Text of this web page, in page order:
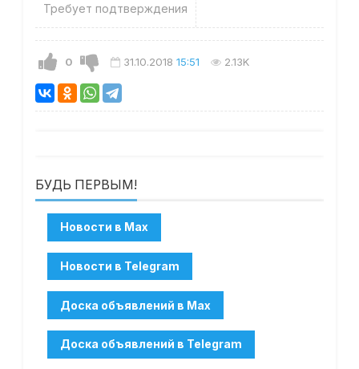
Требует подтверждения
0 31.10.2018 15:51 2.13K
БУДЬ ПЕРВЫМ!